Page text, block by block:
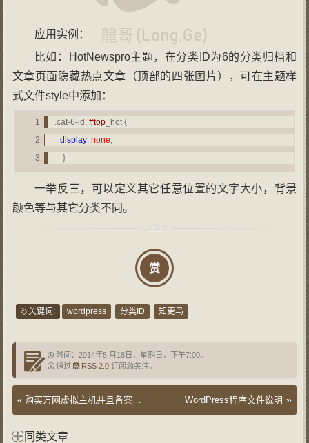
应用实例：
比如：HotNewspro主题，在分类ID为6的分类归档和
文章页面隐藏热点文章（顶部的四张图片），可在主题样
式文件style中添加：
.cat-6-id, #top_hot {
display: none;
}
一举反三，可以定义其它任意位置的文字大小，背景
颜色等与其它分类不同。
赏
关键词: wordpress 分类ID 知更鸟
时间：2014年5 月18日，星期日，下午7:00。
通过
RSS 2.0订阅源关注。
« 购买万网虚拟主机并且备案通过：黔ICP备14001344号 WordPress程序文件说明 »
同类文章